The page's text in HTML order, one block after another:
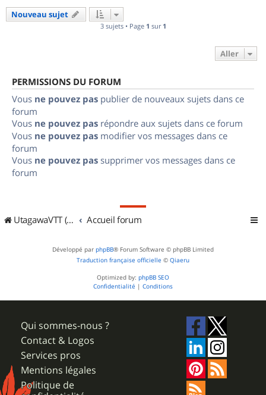
Nouveau sujet
3 sujets • Page 1 sur 1
Aller
PERMISSIONS DU FORUM
Vous ne pouvez pas publier de nouveaux sujets dans ce
forum
Vous ne pouvez pas répondre aux sujets dans ce forum
Vous ne pouvez pas modifier vos messages dans ce
forum
Vous ne pouvez pas supprimer vos messages dans ce
forum
UtagawaVTT (Randos VTT et VTTAE avec traces GPS) Accueil forum
Développé par phpBB® Forum Software © phpBB Limited
Traduction française officielle © Qiaeru
Optimized by: phpBB SEO
Confidentialité | Conditions
Qui sommes-nous ?
Contact & Logos
Services pros
Mentions légales
Politique de